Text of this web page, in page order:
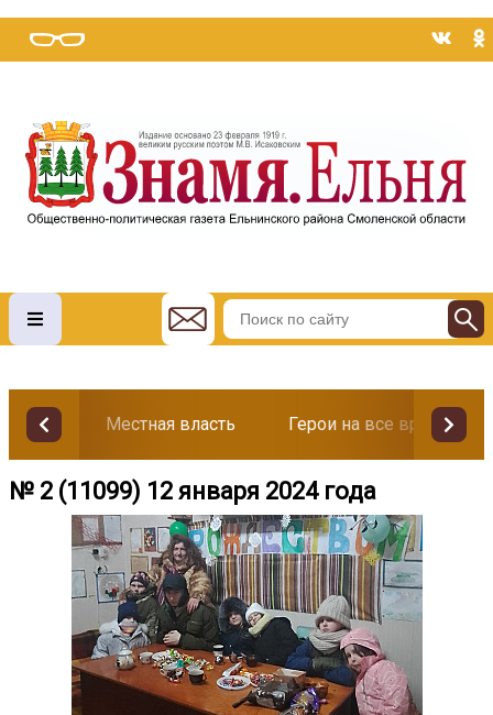
Местная власть Герои на все времена
№ 2 (11099) 12 января 2024 года